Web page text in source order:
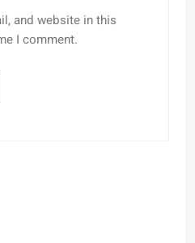
and website in this
I comment.